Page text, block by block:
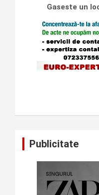
Gaseste un
Publicitate